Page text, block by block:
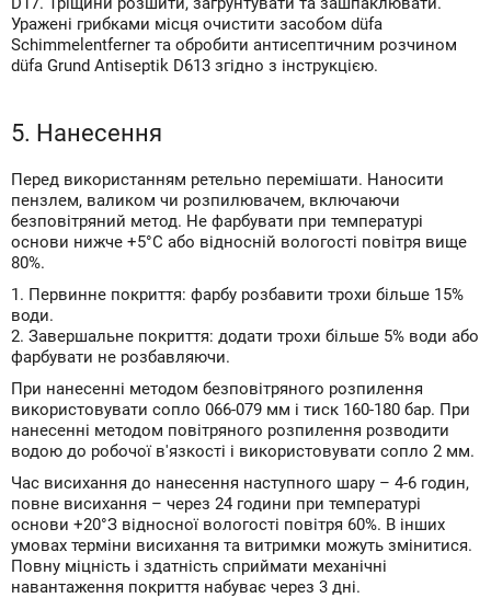
Уражені грибками місця очистити засобом düfa
Schimmelentferner та обробити антисептичним розчином
düfa Grund Antiseptik D613 згідно з інструкцією.
5. Нанесення
Перед використанням ретельно перемішати. Наносити
пензлем, валиком чи розпилювачем, включаючи
безповітряний метод. Не фарбувати при температурі
основи нижче +5°С або відносній вологості повітря вище
80%.
1. Первинне покриття: фарбу розбавити трохи більше 15%
води.
2. Завершальне покриття: додати трохи більше 5% води або
фарбувати не розбавляючи.
При нанесенні методом безповітряного розпилення
використовувати сопло 066-079 мм і тиск 160-180 бар. При
нанесенні методом повітряного розпилення розводити
водою до робочої в'язкості і використовувати сопло 2 мм.
Час висихання до нанесення наступного шару – 4-6 годин,
повне висихання – через 24 години при температурі
основи +20°З відносної вологості повітря 60%. В інших
умовах терміни висихання та витримки можуть змінитися.
Повну міцність і здатність сприймати механічні
навантаження покриття набуває через 3 дні.